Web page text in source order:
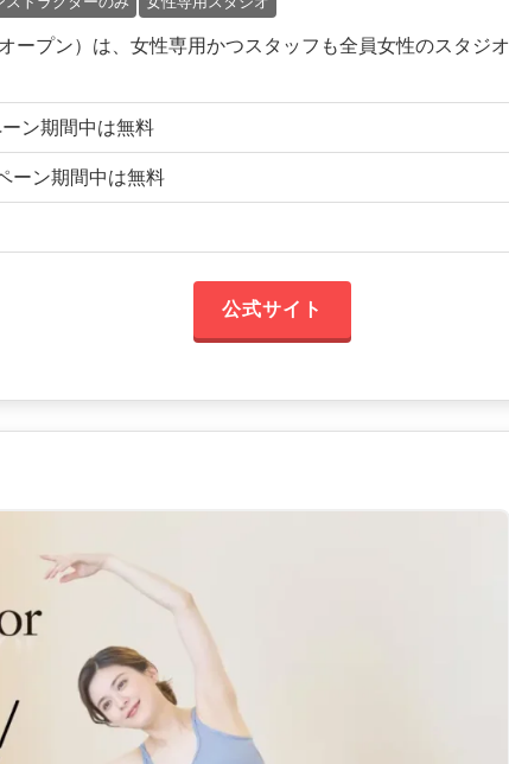
ープン）は、女性専用かつスタッフも全員女性のスタジオ
ン期間中は無料
ーン期間中は無料
公式サイト